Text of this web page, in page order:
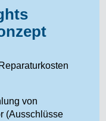
von
(Ausschlüsse